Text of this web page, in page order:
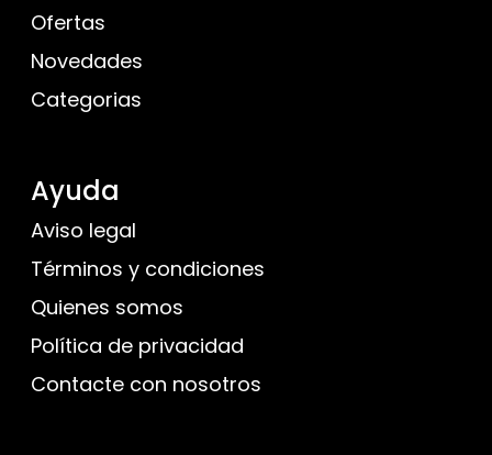
Ofertas
Novedades
Categorias
Ayuda
Aviso legal
Términos y condiciones
Quienes somos
Política de privacidad
Contacte con nosotros